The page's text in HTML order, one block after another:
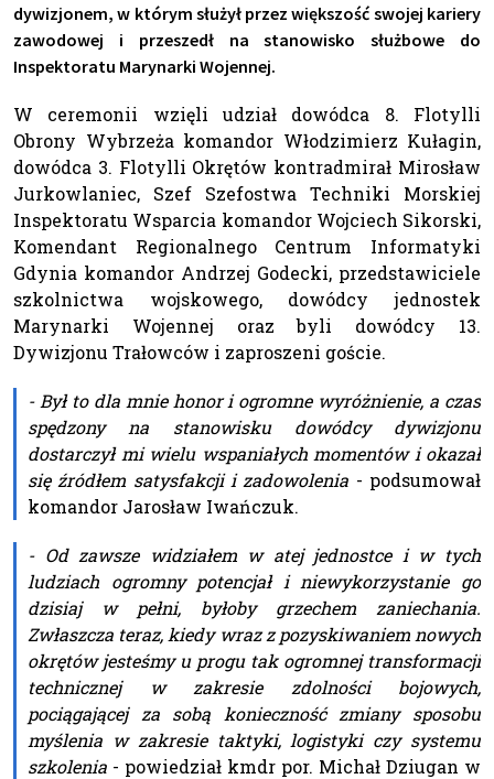
dywizjonem, w którym służył przez większość swojej kariery
zawodowej i przeszedł na stanowisko służbowe do
Inspektoratu Marynarki Wojennej.
W ceremonii wzięli udział dowódca 8. Flotylli
Obrony Wybrzeża komandor Włodzimierz Kułagin,
dowódca 3. Flotylli Okrętów kontradmirał Mirosław
Jurkowlaniec, Szef Szefostwa Techniki Morskiej
Inspektoratu Wsparcia komandor Wojciech Sikorski,
Komendant Regionalnego Centrum Informatyki
Gdynia komandor Andrzej Godecki, przedstawiciele
szkolnictwa wojskowego, dowódcy jednostek
Marynarki Wojennej oraz byli dowódcy 13.
Dywizjonu Trałowców i zaproszeni goście.
- Był to dla mnie honor i ogromne wyróżnienie, a czas
spędzony na stanowisku dowódcy dywizjonu
dostarczył mi wielu wspaniałych momentów i okazał
się źródłem satysfakcji i zadowolenia - podsumował
komandor Jarosław Iwańczuk.
- Od zawsze widziałem w atej jednostce i w tych
ludziach ogromny potencjał i niewykorzystanie go
dzisiaj w pełni, byłoby grzechem zaniechania.
Zwłaszcza teraz, kiedy wraz z pozyskiwaniem nowych
okrętów jesteśmy u progu tak ogromnej transformacji
technicznej w zakresie zdolności bojowych,
pociągającej za sobą konieczność zmiany sposobu
myślenia w zakresie taktyki, logistyki czy systemu
szkolenia - powiedział kmdr por. Michał Dziugan w